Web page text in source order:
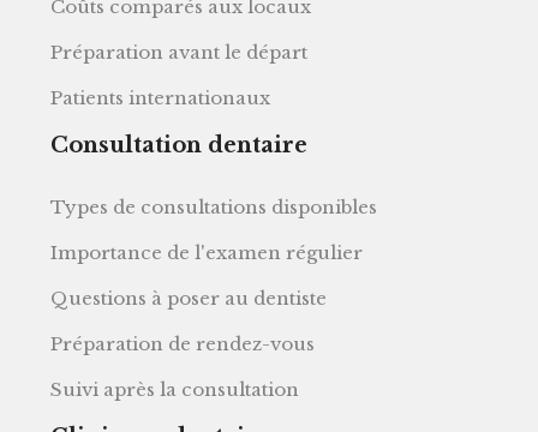
Coûts comparés aux locaux
Préparation avant le départ
Patients internationaux
Consultation dentaire
Types de consultations disponibles
Importance de l'examen régulier
Questions à poser au dentiste
Préparation de rendez-vous
Suivi après la consultation